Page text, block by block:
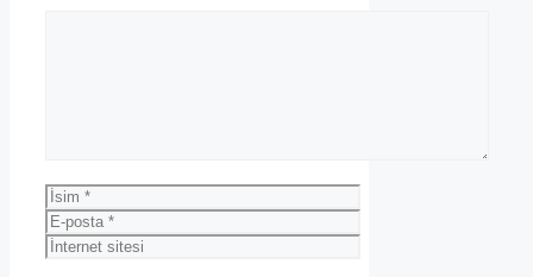
İsim
E-
posta
İnternet
sitesi